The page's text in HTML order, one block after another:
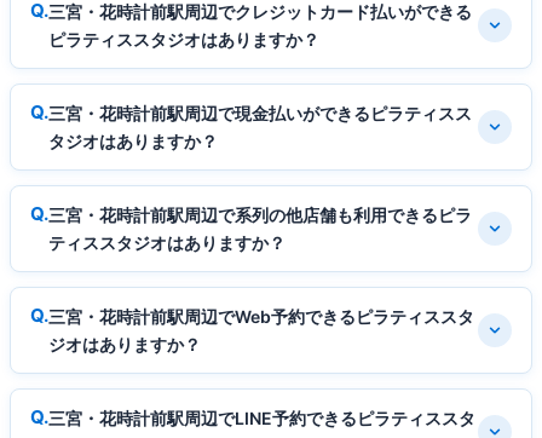
三宮・花時計前駅周辺でクレジットカード払いができる
ピラティススタジオはありますか？
三宮・花時計前駅周辺で現金払いができるピラティスス
タジオはありますか？
三宮・花時計前駅周辺で系列の他店舗も利用できるピラ
ティススタジオはありますか？
三宮・花時計前駅周辺でWeb予約できるピラティススタ
ジオはありますか？
三宮・花時計前駅周辺でLINE予約できるピラティススタ